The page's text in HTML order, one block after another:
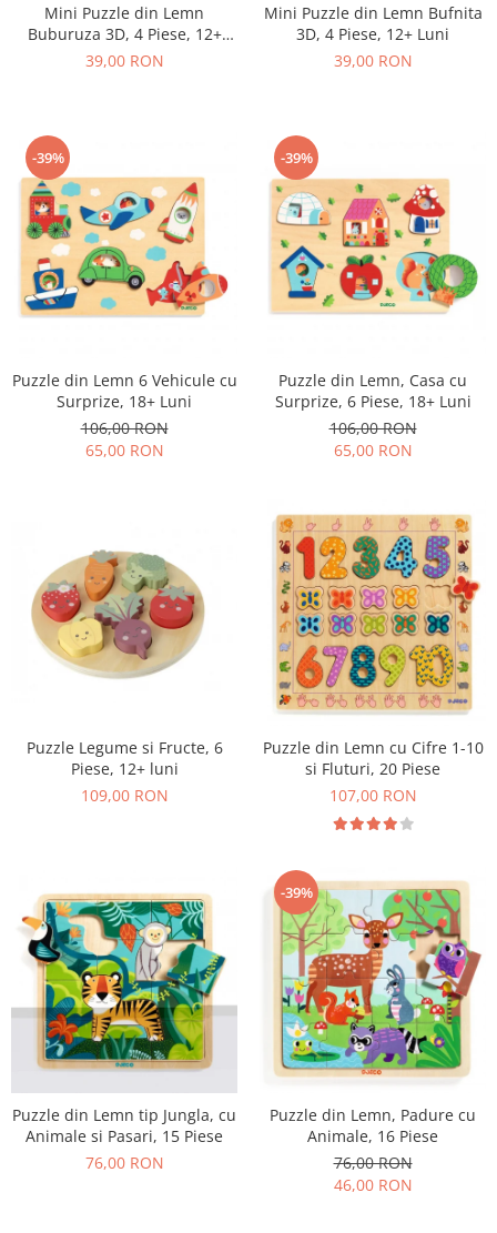
Mini Puzzle din Lemn
Buburuza 3D, 4 Piese, 12+
Luni
39,00 RON
Mini Puzzle din Lemn Bufnita
3D, 4 Piese, 12+ Luni
39,00 RON
-39%
Puzzle din Lemn 6 Vehicule cu
Surprize, 18+ Luni
106,00 RON
65,00 RON
-39%
Puzzle din Lemn, Casa cu
Surprize, 6 Piese, 18+ Luni
106,00 RON
65,00 RON
Puzzle Legume si Fructe, 6
Piese, 12+ luni
109,00 RON
Puzzle din Lemn cu Cifre 1-10
si Fluturi, 20 Piese
107,00 RON
Puzzle din Lemn tip Jungla, cu
Animale si Pasari, 15 Piese
76,00 RON
-39%
Puzzle din Lemn, Padure cu
Animale, 16 Piese
76,00 RON
46,00 RON